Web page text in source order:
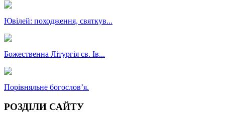
Ювілей: походження, святкув...
Божественна Літургія св. Ів...
Порівняльне богословʼя.
РОЗДІЛИ САЙТУ